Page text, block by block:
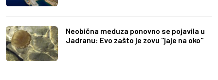
Neobična meduza ponovno se pojavila u
Jadranu: Evo zašto je zovu "jaje na oko"